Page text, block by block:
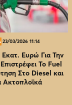
23/03/2026 11:14
Ευρώ Για Την
Το Fuel
Στο Diesel και